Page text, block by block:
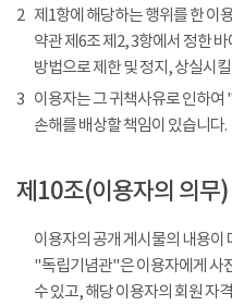
2 제1항에 해당하는 행위를 한 이
약관 제6조 제2, 3항에서 정한
방법으로 제한 및 정지, 상실시
3 이용자는 그 귀책사유로 인하
손해를 배상할 책임이 있습니다.
제10조(이용자의 의무)
이용자의 공개 게시물의 내용이
"독립기념관"은 이용자에게 사
수 있고, 해당 이용자의 회원 자